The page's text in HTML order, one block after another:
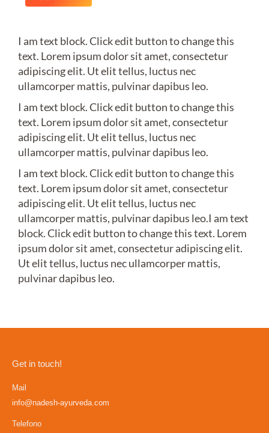
I am text block. Click edit button to change this
text. Lorem ipsum dolor sit amet, consectetur
adipiscing elit. Ut elit tellus, luctus nec
ullamcorper mattis, pulvinar dapibus leo.
I am text block. Click edit button to change this
text. Lorem ipsum dolor sit amet, consectetur
adipiscing elit. Ut elit tellus, luctus nec
ullamcorper mattis, pulvinar dapibus leo.
I am text block. Click edit button to change this
text. Lorem ipsum dolor sit amet, consectetur
adipiscing elit. Ut elit tellus, luctus nec
ullamcorper mattis, pulvinar dapibus leo.I am text
block. Click edit button to change this text. Lorem
ipsum dolor sit amet, consectetur adipiscing elit.
Ut elit tellus, luctus nec ullamcorper mattis,
pulvinar dapibus leo.
Get in touch!
Mail
info@nadesh-ayurveda.com
Telefono